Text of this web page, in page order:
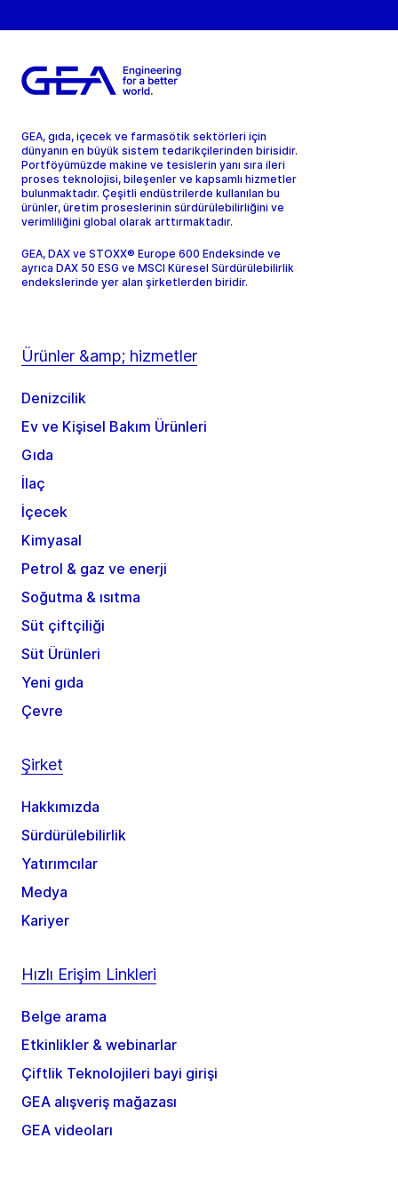
GEA, gıda, içecek ve farmasötik sektörleri için
dünyanın en büyük sistem tedarikçilerinden birisidir.
Portföyümüzde makine ve tesislerin yanı sıra ileri
proses teknolojisi, bileşenler ve kapsamlı hizmetler
bulunmaktadır. Çeşitli endüstrilerde kullanılan bu
ürünler, üretim proseslerinin sürdürülebilirliğini ve
verimliliğini global olarak arttırmaktadır.
GEA, DAX ve STOXX® Europe 600 Endeksinde ve
ayrıca DAX 50 ESG ve MSCI Küresel Sürdürülebilirlik
endekslerinde yer alan şirketlerden biridir.
Ürünler &amp; hizmetler
Denizcilik
Ev ve Kişisel Bakım Ürünleri
Gıda
İlaç
İçecek
Kimyasal
Petrol & gaz ve enerji
Soğutma & ısıtma
Süt çiftçiliği
Süt Ürünleri
Yeni gıda
Çevre
Şirket
Hakkımızda
Sürdürülebilirlik
Yatırımcılar
Medya
Kariyer
Hızlı Erişim Linkleri
Belge arama
Etkinlikler & webinarlar
Çiftlik Teknolojileri bayi girişi
GEA alışveriş mağazası
GEA videoları